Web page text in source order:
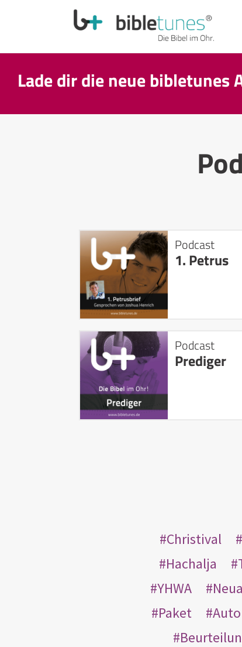
Lade dir die neue bibletunes
Podcast
1. Petrus
Podcast
Prediger
Christival
Hachalja
YHWA
Paket
Auto